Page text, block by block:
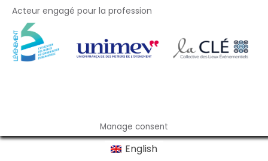
Acteur engagé pour la profession
Manage consent
English